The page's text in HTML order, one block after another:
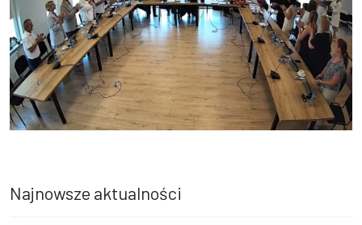
Najnowsze aktualności